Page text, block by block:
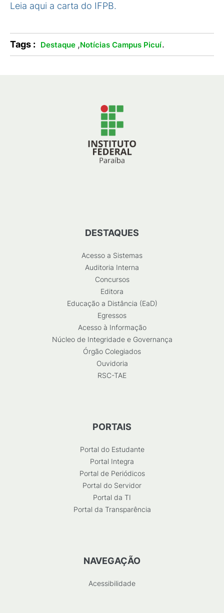
Leia aqui a carta do IFPB.
Tags : Destaque ,Notícias Campus Picuí.
DESTAQUES
Acesso a Sistemas
Auditoria Interna
Concursos
Editora
Educação a Distância (EaD)
Egressos
Acesso à Informação
Núcleo de Integridade e Governança
Órgão Colegiados
Ouvidoria
RSC-TAE
PORTAIS
Portal do Estudante
Portal Integra
Portal de Periódicos
Portal do Servidor
Portal da TI
Portal da Transparência
NAVEGAÇÃO
Acessibilidade